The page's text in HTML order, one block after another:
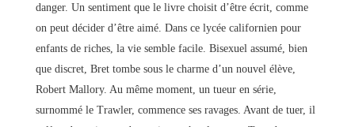
danger. Un sentiment que le livre choisit d’être écrit, comme
on peut décider d’être aimé. Dans ce lycée californien pour
enfants de riches, la vie semble facile. Bisexuel assumé, bien
que discret, Bret tombe sous le charme d’un nouvel élève,
Robert Mallory. Au même moment, un tueur en série,
surnommé le Trawler, commence ses ravages. Avant de tuer, il